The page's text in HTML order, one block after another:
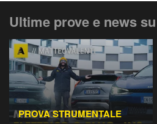
Ultime prove e news
PROVA STRUMENTALE